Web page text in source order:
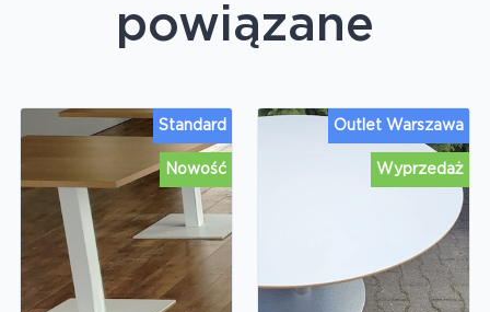
powiązane
Nowość
Standard
Wyprzedaż
Outlet Warszawa